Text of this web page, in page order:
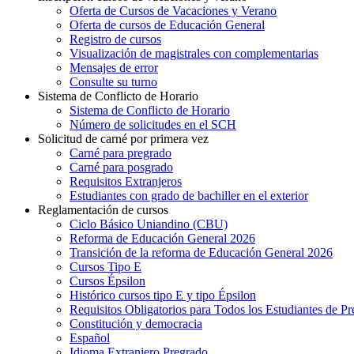
Oferta de Cursos de Vacaciones y Verano
Oferta de cursos de Educación General
Registro de cursos
Visualización de magistrales con complementarias
Mensajes de error
Consulte su turno
Sistema de Conflicto de Horario
Sistema de Conflicto de Horario
Número de solicitudes en el SCH
Solicitud de carné por primera vez
Carné para pregrado
Carné para posgrado
Requisitos Extranjeros
Estudiantes con grado de bachiller en el exterior
Reglamentación de cursos
Ciclo Básico Uniandino (CBU)
Reforma de Educación General 2026
Transición de la reforma de Educación General 2026
Cursos Tipo E
Cursos Épsilon
Histórico cursos tipo E y tipo Épsilon
Requisitos Obligatorios para Todos los Estudiantes de
Constitución y democracia
Español